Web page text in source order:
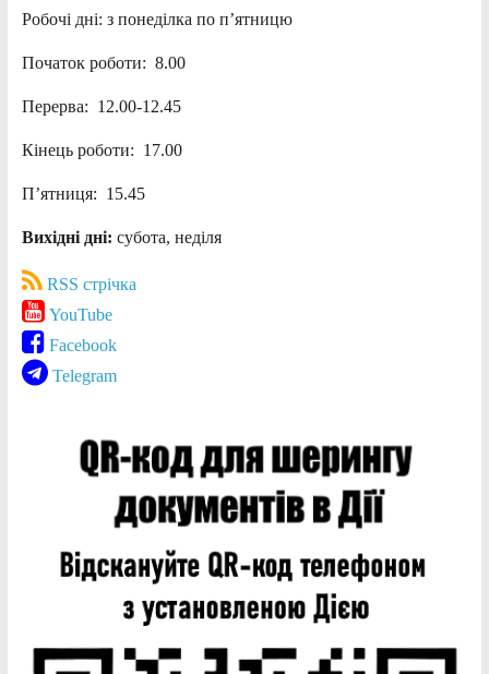
Робочі дні: з понеділка по п’ятницю
Початок роботи: 8.00
Перерва: 12.00-12.45
Кінець роботи: 17.00
П’ятниця: 15.45
Вихідні дні: субота, неділя
RSS стрічка
YouTube
Facebook
Telegram